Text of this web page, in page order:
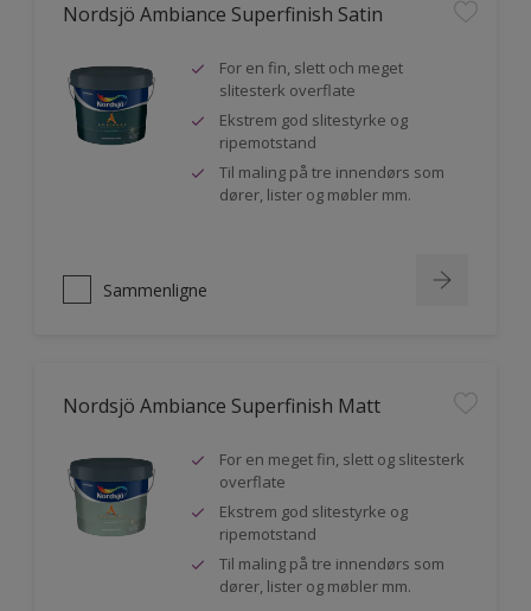
Nordsjö Ambiance Superfinish Satin
For en fin, slett och meget
slitesterk overflate
Ekstrem god slitestyrke og
ripemotstand
Til maling på tre innendørs som
dører, lister og møbler mm.
Sammenligne
Nordsjö Ambiance Superfinish Matt
For en meget fin, slett og slitesterk
overflate
Ekstrem god slitestyrke og
ripemotstand
Til maling på tre innendørs som
dører, lister og møbler mm.